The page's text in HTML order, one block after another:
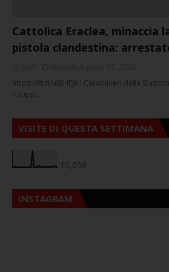
Cattolica Eraclea, minaccia
pistola clandestina:
https://ift.tt/ulBHEJK I Carabinieri della
il supp…
VISITE DI QUESTA SETTIMANA
10,056
INSTAGRAM